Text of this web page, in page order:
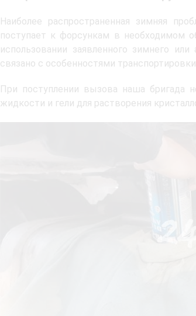
Наиболее распространенная зимняя
поступает к форсункам в необходимом
использовании заявленного зимнего
связано с особенностями
При поступлении вызова наша бригада
жидкости и гели для растворения